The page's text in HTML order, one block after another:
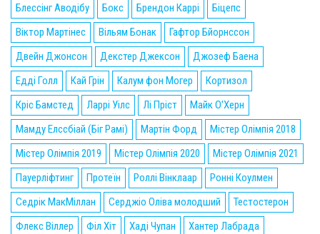
Блессінг Аводібу
Бокс Брендон Каррі
Біцепс
Віктор Мартінес
Вільям Бонак
Гафтор Бйорнссон
Двейн Джонсон
Декстер Джексон
Джозеф Баена
Едді Голл
Кай Грін Калум фон Могер
Кортизол
Кріс Бамстед
Ларрі Уілс Лі Пріст
Майк О'Херн
Мамду Елссбіай (Біг Рамі)
Мартін Форд
Містер Олімпія 2018
Містер Олімпія 2019
Містер Олімпія 2020
Містер Олімпія 2021
Пауерліфтинг
Протеїн Роллі Вінклаар
Ронні Коулмен
Седрік МакМіллан
Серджіо Оліва молодший
Тестостерон
Флекс Віллер
Філ Хіт Хаді Чупан
Хантер Лабрада